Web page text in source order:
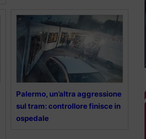
Palermo, un’altra aggressione
sul tram: controllore finisce in
ospedale